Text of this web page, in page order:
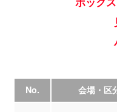
No. 会場・区